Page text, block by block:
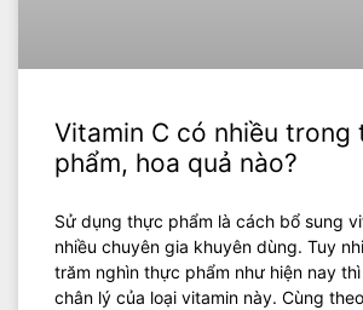
Vitamin C có nhiều trong
phẩm, hoa quả nào?
Sử dụng thực phẩm là cách bổ sung
nhiều chuyên gia khuyên dùng. Tuy
trăm nghìn thực phẩm như hiện nay
chân lý của loại vitamin này. Cùng